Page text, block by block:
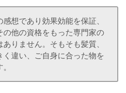
想であり効果効能を保証、
の他の資格をもった専門家の
りません。そもそも髪質、
違い、ご自身に合った物を